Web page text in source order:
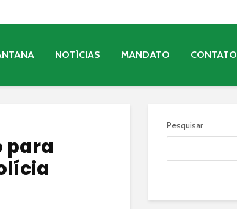
NOTÍCIAS MANDATO CONTATO
para
Pesquisar